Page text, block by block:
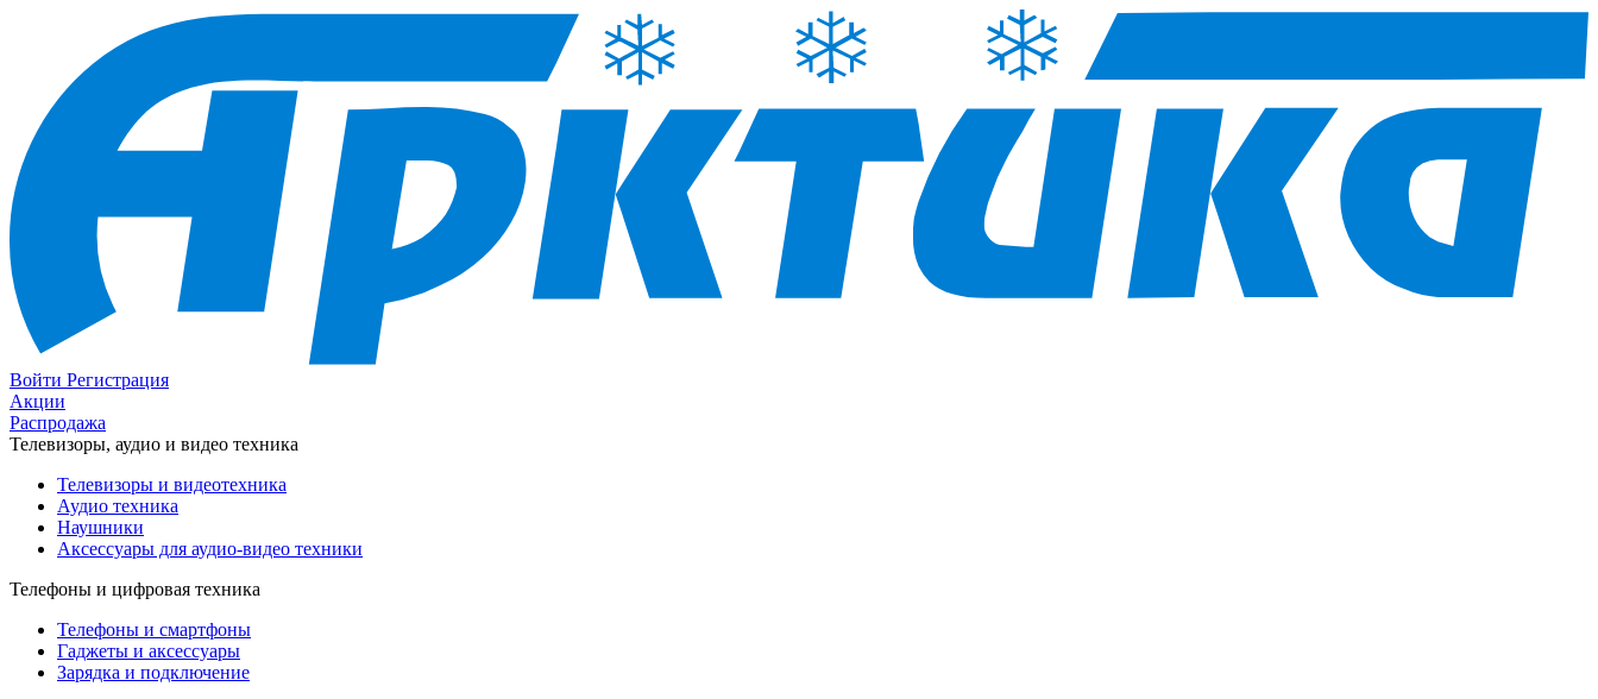
Войти Регистрация
Акции
Распродажа
Телевизоры, аудио и видео техника
Телевизоры и видеотехника
Аудио техника
Наушники
Аксессуары для аудио-видео техники
Телефоны и цифровая техника
Телефоны и смартфоны
Гаджеты и аксессуары
Зарядка и подключение